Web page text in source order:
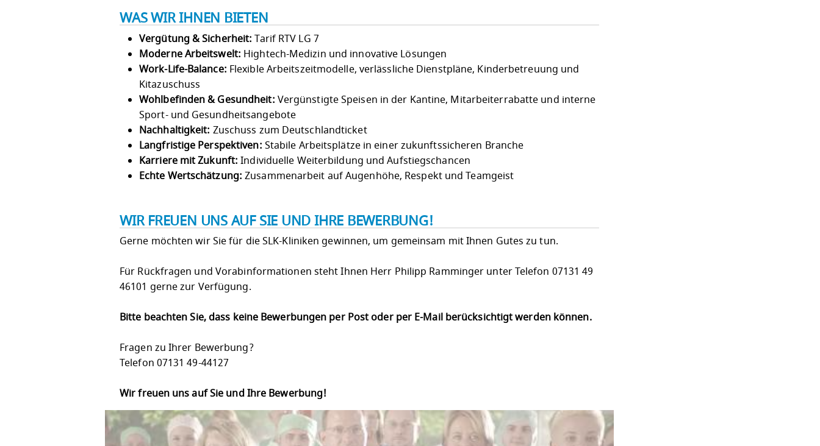
WAS WIR IHNEN BIETEN
Vergütung & Sicherheit: Tarif RTV LG 7
Moderne Arbeitswelt: Hightech-Medizin und innovative Lösungen
Work-Life-Balance: Flexible Arbeitszeitmodelle, verlässliche Dienstpläne, Kinderbetreuung und
Kitazuschuss
Wohlbefinden & Gesundheit: Vergünstigte Speisen in der Kantine, Mitarbeiterrabatte und interne
Sport- und Gesundheitsangebote
Nachhaltigkeit: Zuschuss zum Deutschlandticket
Langfristige Perspektiven: Stabile Arbeitsplätze in einer zukunftssicheren Branche
Karriere mit Zukunft: Individuelle Weiterbildung und Aufstiegschancen
Echte Wertschätzung: Zusammenarbeit auf Augenhöhe, Respekt und Teamgeist
WIR FREUEN UNS AUF SIE UND IHRE BEWERBUNG!
Gerne möchten wir Sie für die SLK-Kliniken gewinnen, um gemeinsam mit Ihnen Gutes zu tun.
Für Rückfragen und Vorabinformationen steht Ihnen Herr Philipp Ramminger unter Telefon 07131 49
46101 gerne zur Verfügung.
Bitte beachten Sie, dass keine Bewerbungen per Post oder per E-Mail berücksichtigt werden können.
Fragen zu Ihrer Bewerbung?
Telefon 07131 49-44127
Wir freuen uns auf Sie und Ihre Bewerbung!